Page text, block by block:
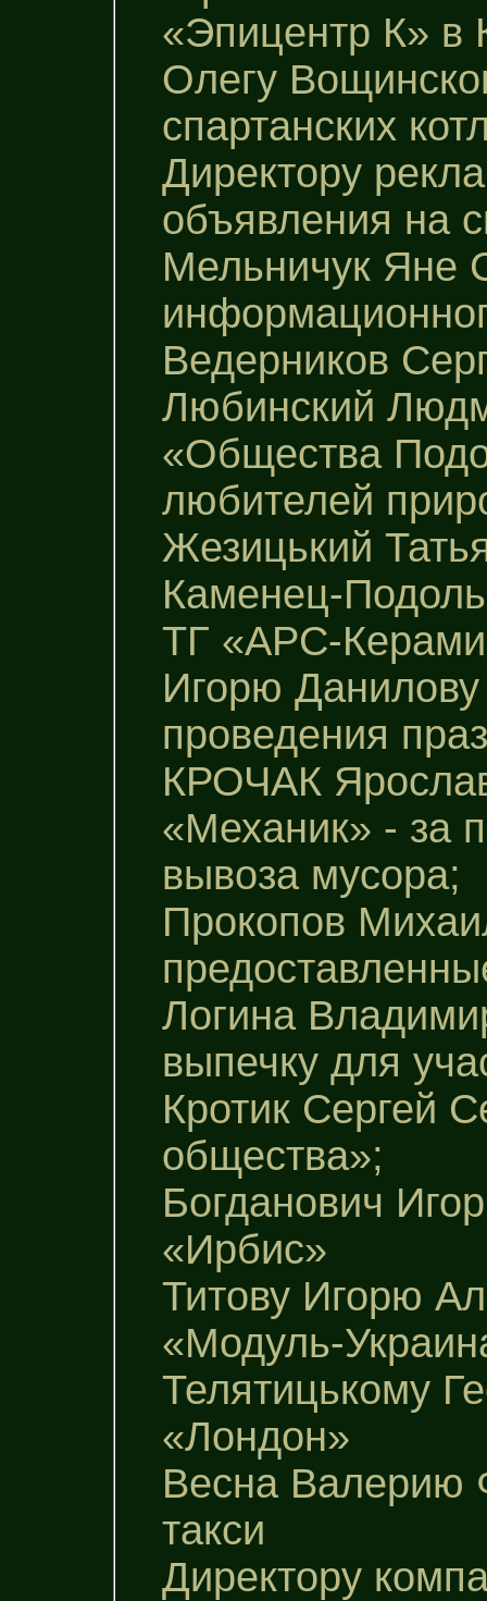
«Эпицентр К» в
Олегу
спартанских
Директору
объявления на
Мельничук Яне
Ведерников
Любинский
«Общества
любителей
Жезицький
Каменец-
ТГ «АРС-
Игорю
проведения
КРОЧАК
«Механик» - за
вывоза мусора;
Прокопов
Логина
выпечку для
Кротик Сергей
общества»;
Богданович
«Ирбис»
Титову Игорю
«Модуль-
Телятицькому
«Лондон»
Весна Валерию
такси
Директору